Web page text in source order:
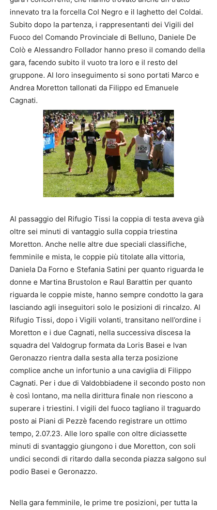
innevato tra la forcella Col Negro e il laghetto del Coldai.
Subito dopo la partenza, i rappresentanti dei Vigili del
Fuoco del Comando Provinciale di Belluno, Daniele De
Colò e Alessandro Follador hanno preso il comando della
gara, facendo subito il vuoto tra loro e il resto del
gruppone. Al loro inseguimento si sono portati Marco e
Andrea Moretton tallonati da Filippo ed Emanuele
Cagnati.
Al passaggio del Rifugio Tissi la coppia di testa aveva già
oltre sei minuti di vantaggio sulla coppia triestina
Moretton. Anche nelle altre due speciali classifiche,
femminile e mista, le coppie più titolate alla vittoria,
Daniela Da Forno e Stefania Satini per quanto riguarda le
donne e Martina Brustolon e Raul Barattin per quanto
riguarda le coppie miste, hanno sempre condotto la gara
lasciando agli inseguitori solo le posizioni di rincalzo. Al
Rifugio Tissi, dopo i Vigili volanti, transitano nell’ordine i
Moretton e i due Cagnati, nella successiva discesa la
squadra del Valdogrup formata da Loris Basei e Ivan
Geronazzo rientra dalla sesta alla terza posizione
complice anche un infortunio a una caviglia di Filippo
Cagnati. Per i due di Valdobbiadene il secondo posto non
è così lontano, ma nella dirittura finale non riescono a
superare i triestini. I vigili del fuoco tagliano il traguardo
posto ai Piani di Pezzè facendo registrare un ottimo
tempo, 2.07.23. Alle loro spalle con oltre diciassette
minuti di svantaggio giungono i due Moretton, con soli
undici secondi di ritardo dalla seconda piazza salgono sul
podio Basei e Geronazzo.
Nella gara femminile, le prime tre posizioni, per tutta la